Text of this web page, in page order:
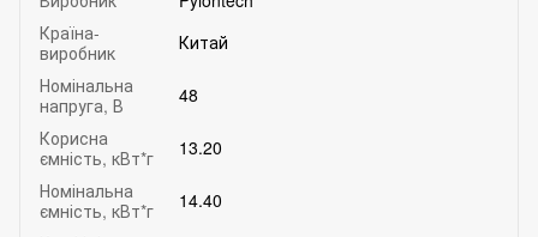
Країна-
виробник
Китай
Номінальна
напруга, В
48
Корисна
ємність, кВт*г
13.20
Номінальна
ємність, кВт*г
14.40